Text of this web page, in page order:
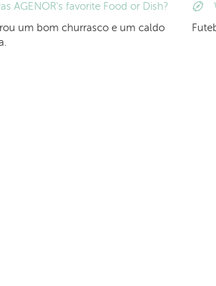
AGENOR's favorite Food or Dish?
um bom churrasco e um caldo